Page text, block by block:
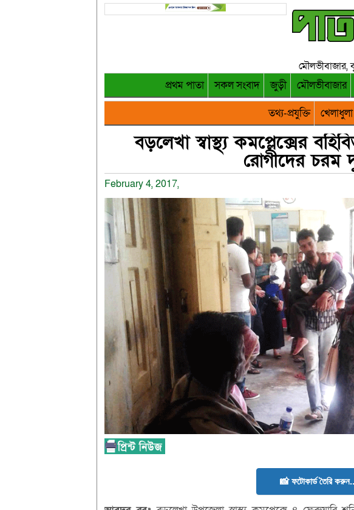
প্রথম পাতা সকল সংবাদ জুড়ী মৌলভীবাজার
তথ্য-প্রযুক্তি
খেলাধুলা
বড়লেখা স্বাস্থ্য কমপ্লেক্সের
রোগীদের চরম
February 4, 2017,
📸 ফটোকার্ড তৈরি করুন..